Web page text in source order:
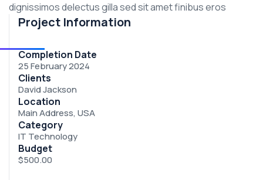
dignissimos delectus gilla sed sit amet finibus eros
Project Information
Completion Date
25 February 2024
Clients
David Jackson
Location
Main Address, USA
Category
IT Technology
Budget
$500.00